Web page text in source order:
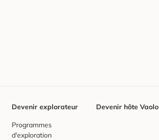
Devenir explorateur
Programmes
d'exploration
Devenir hôte Vaolo